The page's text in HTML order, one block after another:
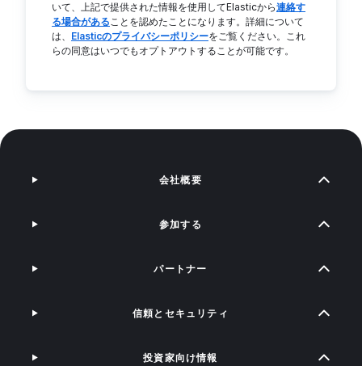
いて、上記で提供された情報を使用してElasticから連絡す
る場合があることを認めたことになります。詳細について
は、 Elasticのプライバシーポリシーをご覧ください。これ
らの同意はいつでもオプトアウトすることが可能です。
会社概要
参加する
パートナー
信頼とセキュリティ
投資家向け情報